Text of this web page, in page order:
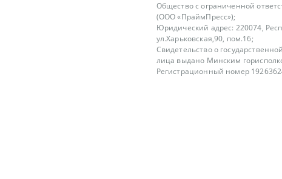
Общество с ограниченной
(ООО «ПраймПресс»);
Юридический адрес: 220074,
ул.Харьковская,90, пом.16;
Свидетельство о
лица выдано Минским
Регистрационный номер